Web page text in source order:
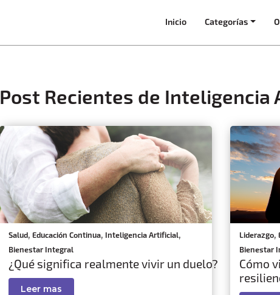
Inicio Categorías
Post Recientes de
Salud, Educación Continua, Inteligencia Artificial,
Bienestar Integral
¿Qué significa realmente vivir un duelo?
Leer mas
Liderazgo,
Bienestar
Cómo